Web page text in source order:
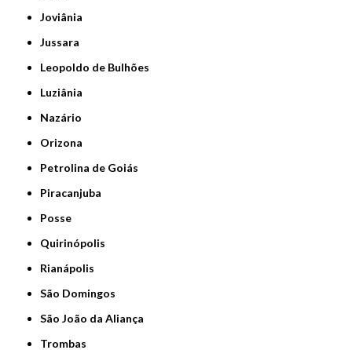
Joviânia
Jussara
Leopoldo de Bulhões
Luziânia
Nazário
Orizona
Petrolina de Goiás
Piracanjuba
Posse
Quirinópolis
Rianápolis
São Domingos
São João da Aliança
Trombas